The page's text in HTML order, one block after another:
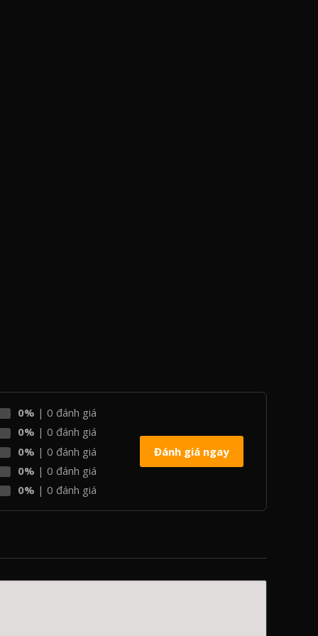
0% | 0 đánh giá
0% | 0 đánh giá
0% | 0 đánh giá
0% | 0 đánh giá
0% | 0 đánh giá
Đánh giá ngay